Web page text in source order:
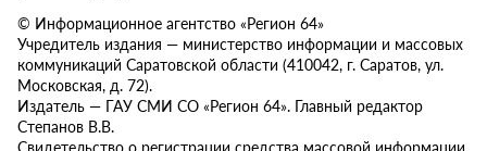
© Информационное агентство «Регион 64»
Учредитель издания — министерство информации и массовых
коммуникаций Саратовской области (410042, г. Саратов, ул.
Московская, д. 72).
Издатель — ГАУ СМИ СО «Регион 64». Главный редактор
Степанов В.В.